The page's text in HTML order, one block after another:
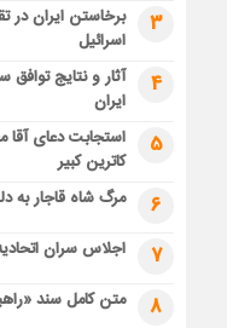
3
برخاستن ایران در
اسرائیل
4
آثار و نتایج توافق
ایران
5
استجابت دعای
کاترین کبیر
6 مرگ شاه قاجار به
7 اجلاس سران
8 متن کامل سند